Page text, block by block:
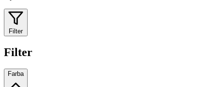
Filter
Filter
Farba